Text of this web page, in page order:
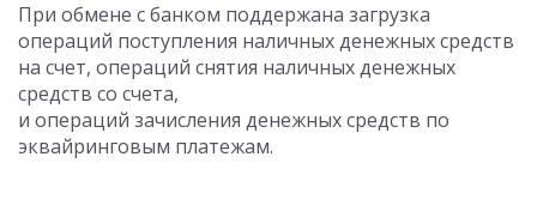
При обмене с банком поддержана загрузка
операций поступления наличных денежных средств
на счет, операций снятия наличных денежных
средств со счета,
и операций зачисления денежных средств по
эквайринговым платежам.